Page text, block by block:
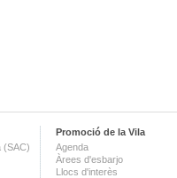
(SAC)
Promoció de la Vila
Agenda
Àrees d'esbarjo
Llocs d'interès